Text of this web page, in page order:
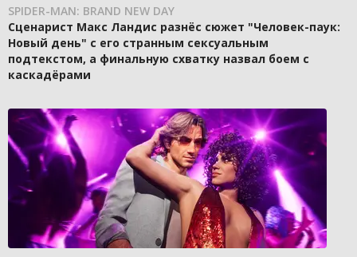
SPIDER-MAN: BRAND NEW DAY
Сценарист Макс Ландис разнёс сюжет "Человек-паук:
Новый день" с его странным сексуальным
подтекстом, а финальную схватку назвал боем с
каскадёрами